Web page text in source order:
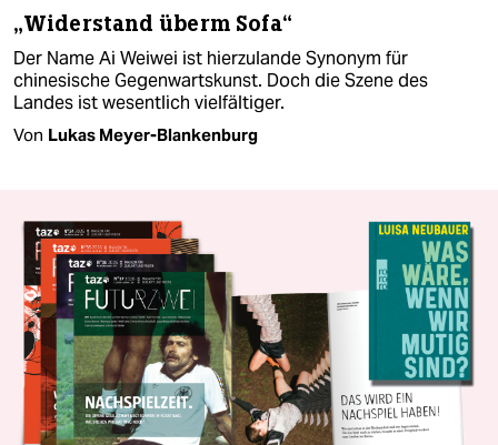
„Widerstand überm Sofa“
Der Name Ai Weiwei ist hierzulande Synonym für
chinesische Gegenwartskunst. Doch die Szene des
Landes ist wesentlich vielfältiger.
Von Lukas Meyer-Blankenburg